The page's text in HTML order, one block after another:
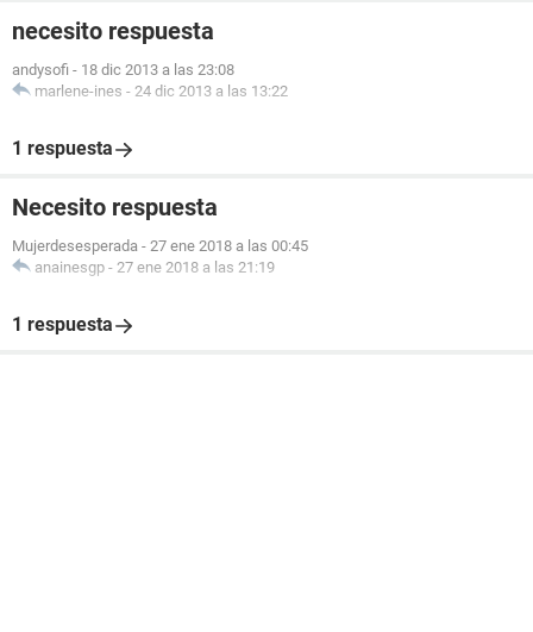
necesito respuesta
andysofi - 18 dic 2013 a las 23:08
marlene-ines - 24 dic 2013 a las 13:22
1 respuesta
Necesito respuesta
Mujerdesesperada - 27 ene 2018 a las 00:45
anainesgp - 27 ene 2018 a las 21:19
1 respuesta